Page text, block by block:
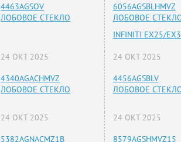
4463AGSOV
ЛОБОВОЕ СТЕКЛО
6056AGSBLHMVZ
ЛОБОВОЕ
INFINITI EX25/
24 ОКТ 2025
4340AGACHMVZ
ЛОБОВОЕ СТЕКЛО
24 ОКТ 2025
4456AGSBLV
ЛОБОВОЕ
24 ОКТ 2025
5382AGNACMZ1B
24 ОКТ 2025
8579AGSHMVZ15